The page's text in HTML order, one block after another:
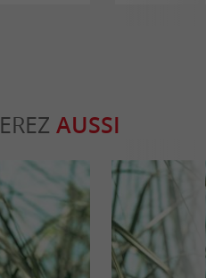
AUSSI